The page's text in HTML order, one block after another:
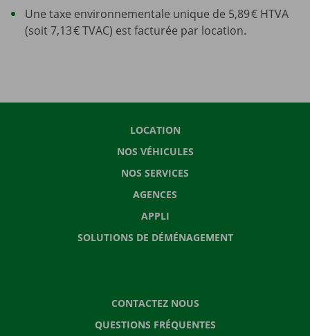
Une taxe environnementale unique de 5,89 € HTVA
(soit 7,13 € TVAC) est facturée par location.
LOCATION
NOS VÉHICULES
NOS SERVICES
AGENCES
APPLI
SOLUTIONS DE DÉMÉNAGEMENT
CONTACTEZ NOUS
QUESTIONS FRÉQUENTES